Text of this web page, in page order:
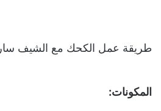
طريقة عمل الكحك مع الشيف
المكونات: